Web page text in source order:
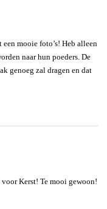
mooie foto’s! Heb alleen
naar hun poeders. De
genoeg zal dragen en dat
Kerst! Te mooi gewoon!